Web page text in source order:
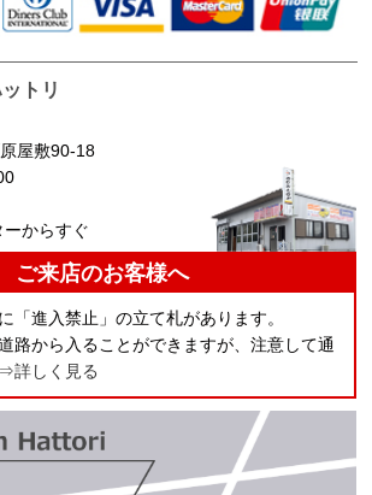
トリ
屋敷90-18
からすぐ
ご来店のお客様へ
「進入禁止」の立て札があります。
路から入ることができますが、注意して通
⇒詳しく見る